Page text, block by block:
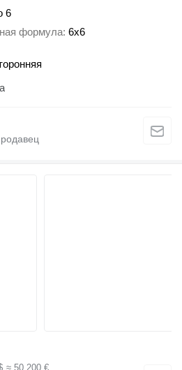
6
формула 6x6
≈ 50 200 €